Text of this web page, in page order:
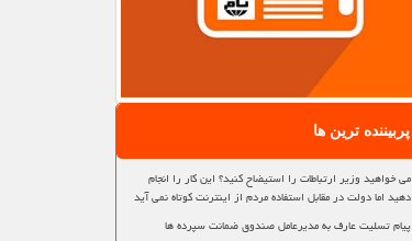
پربیننده ترین ها
می خواهید وزیر ارتباطات را استیضاح کنید؟ این کار را انجام
دهید اما دولت در مقابل استفاده مردم از اینترنت کوتاه نمی آید
پیام تسلیت عارف به مدیرعامل صندوق ضمانت سپرده ها